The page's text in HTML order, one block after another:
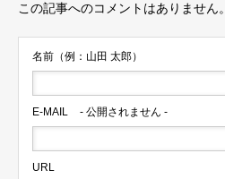
この記事へのコメントはありません。
名前（例：山田 太郎）
E-MAIL - 公開されません -
URL